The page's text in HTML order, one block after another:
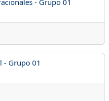
- Grupo 01